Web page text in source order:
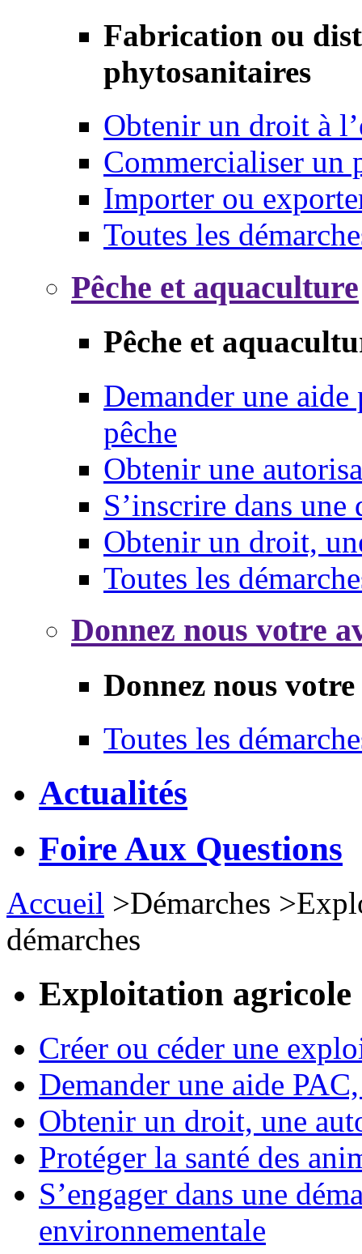
Fabrication ou
phytosanitaires
Obtenir un droit à
Commercialiser un
Importer ou
Toutes les
Pêche et aquaculture
Pêche et
Demander une
pêche
Obtenir une
S’inscrire dans une
Obtenir un droit,
Toutes les
Donnez nous votre
Donnez nous
Toutes les
Actualités
Foire Aux Questions
Accueil >Démarches >
démarches
Exploitation agricole
Créer ou céder une
Demander une aide
Obtenir un droit, une
Protéger la santé des
S’engager dans une
environnementale